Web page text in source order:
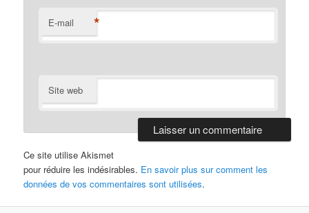
E-mail *
Site web
Ce site utilise Akismet
pour réduire les indésirables. En savoir plus sur comment les
données de vos commentaires sont utilisées.